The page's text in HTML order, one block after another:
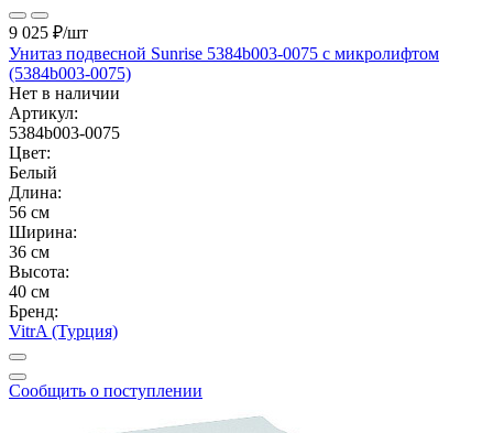
9 025 ₽/шт
Унитаз подвесной Sunrise 5384b003-0075 с микролифтом
(5384b003-0075)
Нет в наличии
Артикул:
5384b003-0075
Цвет:
Белый
Длина:
56 см
Ширина:
36 см
Высота:
40 см
Бренд:
VitrA (Турция)
Сообщить о поступлении